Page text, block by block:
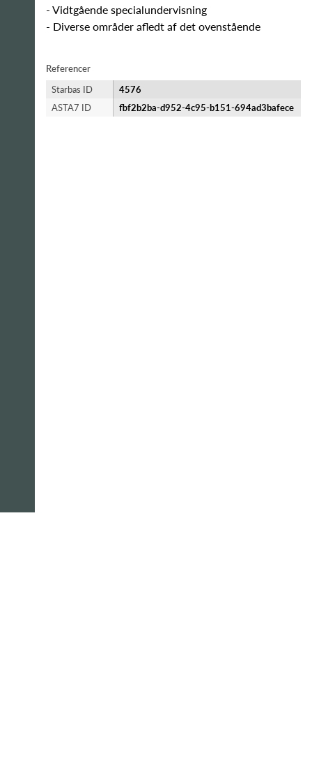
- Vidtgående specialundervisning
- Diverse områder afledt af det ovenstående
Referencer
Starbas ID
4576
ASTA7 ID
fbf2b2ba-d952-4c95-b151-694ad3bafece